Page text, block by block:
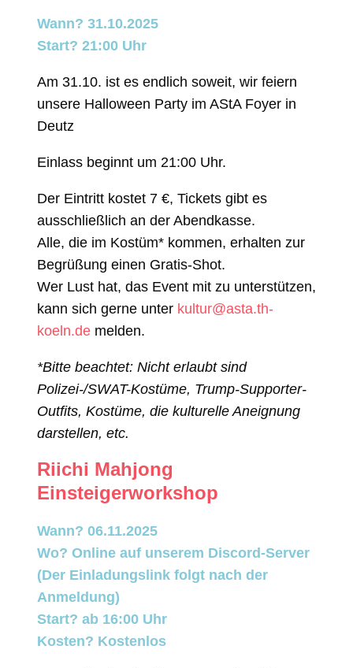
Wann? 31.10.2025
Start? 21:00 Uhr
Am 31.10. ist es endlich soweit, wir feiern
unsere Halloween Party im AStA Foyer in
Deutz
Einlass beginnt um 21:00 Uhr.
Der Eintritt kostet 7 €, Tickets gibt es
ausschließlich an der Abendkasse.
Alle, die im Kostüm* kommen, erhalten zur
Begrüßung einen Gratis-Shot.
Wer Lust hat, das Event mit zu unterstützen,
kann sich gerne unter kultur@asta.th-
koeln.demelden.
*Bitte beachtet: Nicht erlaubt sind
Polizei-/SWAT-Kostüme, Trump-Supporter-
Outfits, Kostüme, die kulturelle Aneignung
darstellen, etc.
Riichi Mahjong
Einsteigerworkshop
Wann? 06.11.2025
Wo? Online auf unserem Discord-Server
(Der Einladungslink folgt nach der
Anmeldung)
Start? ab 16:00 Uhr
Kosten? Kostenlos